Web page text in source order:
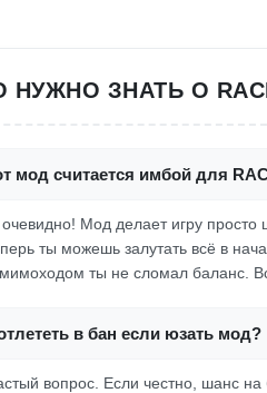
НУЖНО ЗНАТЬ О
мод считается имбой для
Мод делает игру
ты можешь залутать всё в
ты не сломал баланс.
в бан если юзать мод?
вопрос. Если честно, шанс